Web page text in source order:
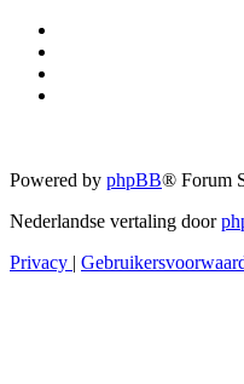
Powered by phpBB® Forum
Nederlandse vertaling door
Privacy |